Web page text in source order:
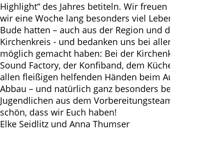
Highlight“ des Jahres betiteln. Wir freuen uns, dass
wir eine Woche lang besonders viel Leben in der
Bude hatten – auch aus der Region und dem
Kirchenkreis - und bedanken uns bei allen, die das
möglich gemacht haben: Bei der Kirchenkreisband
Sound Factory, der Konfiband, dem Küchenteam,
allen fleißigen helfenden Händen beim Auf- und
Abbau – und natürlich ganz besonders bei den 25
Jugendlichen aus dem Vorbereitungsteam! Wie
schön, dass wir Euch haben!
Elke Seidlitz und Anna Thumser